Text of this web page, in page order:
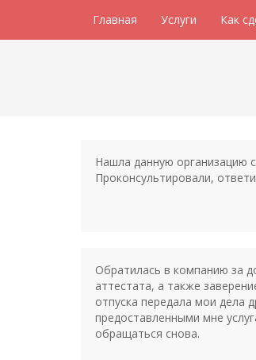
Главная Услуги Как
Нашла данную организацию
Проконсультировали,
Обратилась в компанию за
аттестата, а также
отпуска передала мои дела
предоставленными мне
обращаться снова.